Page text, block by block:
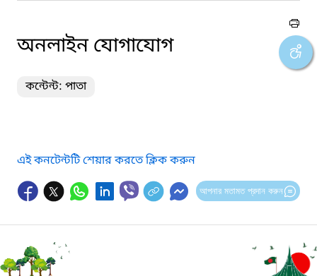
অনলাইন যোগাযোগ
কন্টেন্ট: পাতা
এই কনটেন্টটি শেয়ার করতে ক্লিক করুন
আপনার মতামত প্রদান করুন